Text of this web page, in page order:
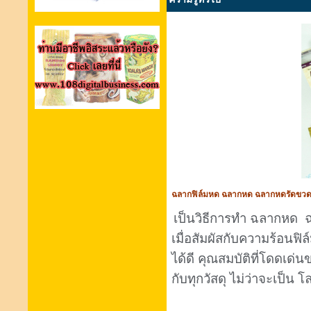
ฉลากฟิล์มหด ฉลากหด ฉลากหดรัดขว
เป็นวิธีการทำ ฉลากหด
เมื่อสัมผัสกับความร้อนฟิ
ได้ดี คุณสมบัติที่โดดเด่น
กับทุกวัสดุ ไม่ว่าจะเป็น